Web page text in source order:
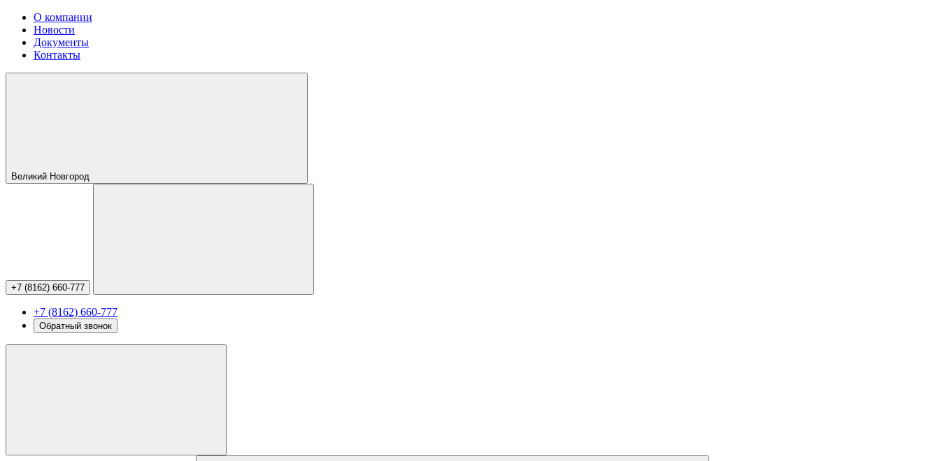
О компании
Новости
Документы
Контакты
Великий Новгород
+7 (8162) 660-777
+7 (8162) 660-777
Обратный звонок